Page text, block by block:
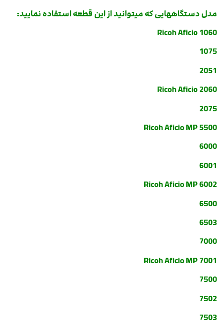
مدل دستگاههایی که میتوانید از این قطعه استفاده نمایید:
Ricoh Aficio 1060
1075
2051
Ricoh Aficio 2060
2075
Ricoh Aficio MP 5500
6000
6001
Ricoh Aficio MP 6002
6500
6503
7000
Ricoh Aficio MP 7001
7500
7502
7503